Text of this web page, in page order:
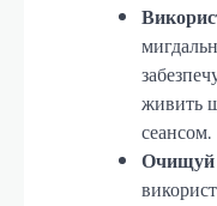
живить
сеансом.
Очищуй